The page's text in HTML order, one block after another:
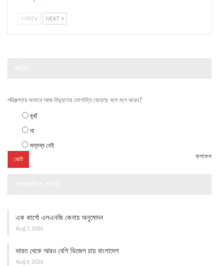
PREV NEXT
পরিকল্পনার অভাবে আজ বিদ্যুতের ভোগান্তি বেড়েছে বলে মনে করেন?
হ্যাঁ
না
মন্তব্য নেই
ফলাফল
এক কার্গো এলএনজি কেনায় অনুমোদন
Aug 7, 2026
ভারত থেকে আরও বেশি ডিজেল চায় বাংলাদেশ
Aug 6, 2026